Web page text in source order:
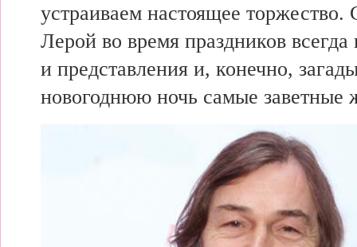
устраиваем настоящее
Лерой во время праздников
и представления и, конечно,
новогоднюю ночь самые заветные